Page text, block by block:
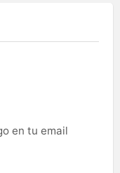
en tu email